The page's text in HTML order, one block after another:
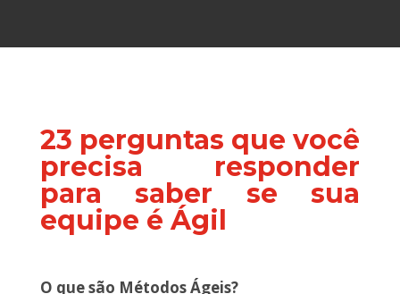
23 perguntas que você
precisa responder
para saber se sua
equipe é Ágil
O que são Métodos Ágeis?